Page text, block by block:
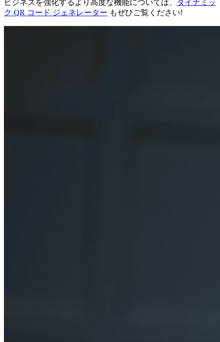
ビジネスを強化するより高度な機能については、
ダイナミッ
ク QR コード ジェネレーター もぜひご覧ください!